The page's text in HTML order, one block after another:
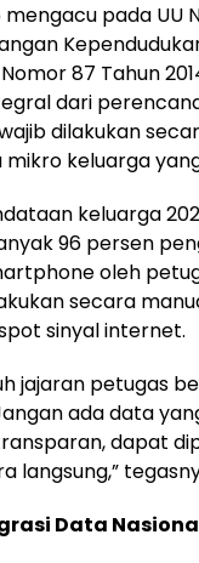
mengacu pada UU
87 Tahun
dari
dilakukan
keluarga
keluarga
96 persen
oleh
secara
sinyal internet.
jajaran petugas
ada data
dapat
langsung,”
Data